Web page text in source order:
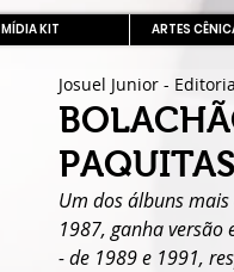
MÍDIA KIT ARTES
Josuel Junior - Editoria
Um dos álbuns
1987, ganha versão
- de 1989 e 1991,